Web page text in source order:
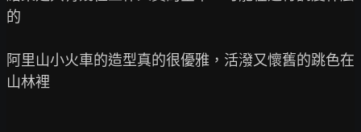
的
阿里山小火車的造型真的很優雅，活潑又懷舊的跳色在
山林裡